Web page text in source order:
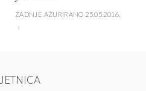
ZADNJE AŽURIRANO 25.05.2016.